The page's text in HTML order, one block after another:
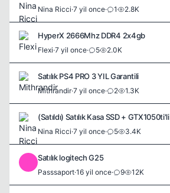
Nina Ricci·7 yil once· 1 2.8K
HyperX 2666Mhz DDR4 2x4gb
Flexi·7 yil once· 5 2.0K
Satılık PS4 PRO 3 YIL Garantili
Mithrandir·7 yil once· 2 1.3K
(Satıldı) Satılık Kasa SSD + GTX1050ti'li
Nina Ricci·7 yil once· 5 3.4K
Satılık logitech G25
Passsaport·16 yil once· 9 12K